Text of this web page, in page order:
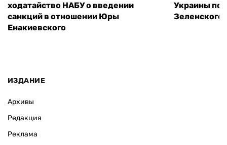
ходатайство НАБУ о введении
санкций в отношении Юры
Енакиевского
Украины
Зеленского
ИЗДАНИЕ
Архивы
Редакция
Реклама